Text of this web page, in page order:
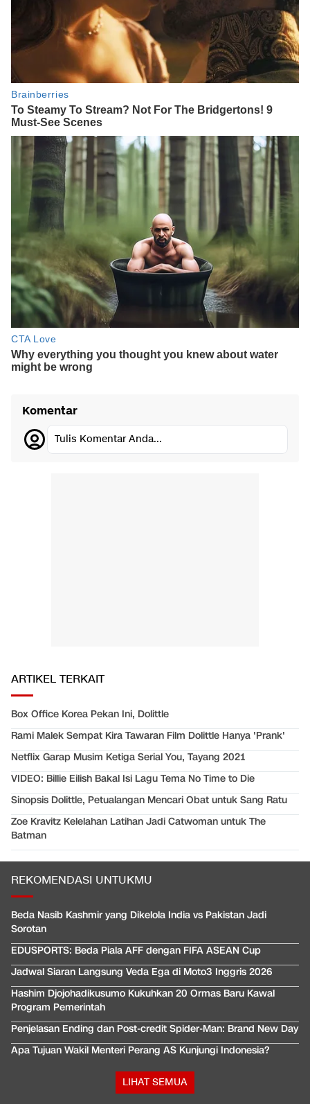
Komentar
Tulis Komentar Anda...
ARTIKEL TERKAIT
Box Office Korea Pekan Ini, Dolittle
Rami Malek Sempat Kira Tawaran Film Dolittle Hanya 'Prank'
Netflix Garap Musim Ketiga Serial You, Tayang 2021
VIDEO: Billie Eilish Bakal Isi Lagu Tema No Time to Die
Sinopsis Dolittle, Petualangan Mencari Obat untuk Sang Ratu
Zoe Kravitz Kelelahan Latihan Jadi Catwoman untuk The
Batman
REKOMENDASI UNTUKMU
Beda Nasib Kashmir yang Dikelola India vs Pakistan Jadi
Sorotan
EDUSPORTS: Beda Piala AFF dengan FIFA ASEAN Cup
Jadwal Siaran Langsung Veda Ega di Moto3 Inggris 2026
Hashim Djojohadikusumo Kukuhkan 20 Ormas Baru Kawal
Program Pemerintah
Penjelasan Ending dan Post-credit Spider-Man: Brand New Day
Apa Tujuan Wakil Menteri Perang AS Kunjungi Indonesia?
LIHAT SEMUA